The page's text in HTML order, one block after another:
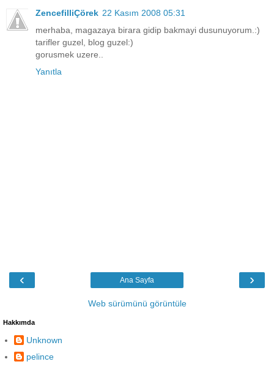
ZencefilliÇörek 22 Kasım 2008 05:31
merhaba, magazaya birara gidip bakmayi dusunuyorum.:)
tarifler guzel, blog guzel:)
gorusmek uzere..
Yanıtla
‹ ›
Ana Sayfa
Web sürümünü görüntüle
Hakkımda
Unknown
pelince